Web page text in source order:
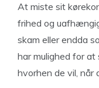
At miste sit
frihed og
skam eller endda
har mulighed for
hvorhen de vil, når